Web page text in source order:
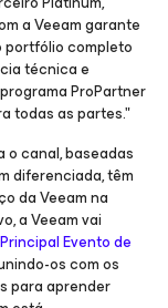
a Veeam garante
portfólio completo
técnica e
ProPartner
todas as partes."
o canal, baseadas
diferenciada, têm
da Veeam na
a Veeam vai
Evento de
os com os
para aprender